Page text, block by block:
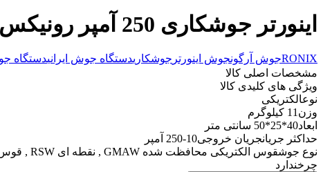
اینورتر جوشکاری 250 آمپر رونیکس مدل RH-4625
RONIXجوش آرگونجوش اینورتر جوشکاریدستگاه جوش ایرانیدستگاه
مشخصات اصلی کالا
ویژگی های کلیدی کالا
نوعالکتریکی
وزن 11 کیلوگرم
ابعاد40*25*50 سانتی متر
حداکثر جریانجریان خروجی10-250 آمپر
نوع جوشقوس الکتریکی محافظت شده GMAW , نقطه ای RSW , قوس الکتریکی SMAW , آرگون GTAW
چرخندارد